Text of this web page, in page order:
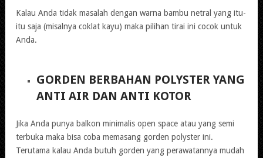
Kalau Anda tidak masalah dengan warna bambu netral yang itu-
itu saja (misalnya coklat kayu) maka pilihan tirai ini cocok untuk
Anda.
GORDEN BERBAHAN POLYSTER YANG
ANTI AIR DAN ANTI KOTOR
Jika Anda punya balkon minimalis open space atau yang semi
terbuka maka bisa coba memasang gorden polyster ini.
Terutama kalau Anda butuh gorden yang perawatannya mudah